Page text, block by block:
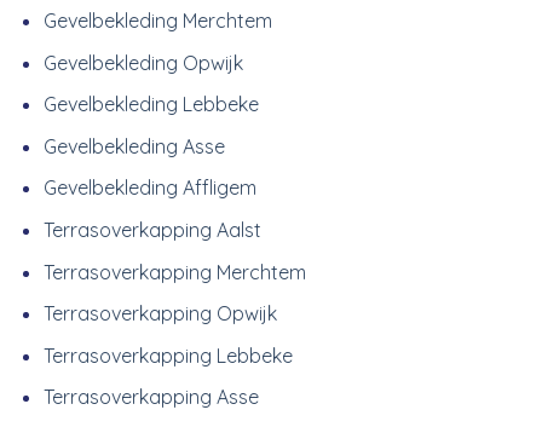
Gevelbekleding Merchtem
Gevelbekleding Opwijk
Gevelbekleding Lebbeke
Gevelbekleding Asse
Gevelbekleding Affligem
Terrasoverkapping Aalst
Terrasoverkapping Merchtem
Terrasoverkapping Opwijk
Terrasoverkapping Lebbeke
Terrasoverkapping Asse